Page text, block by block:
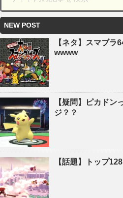
NEW POST
【ネタ】スマブラ
wwww
【疑問】ピカドン
ジ？？
【話題】トップ